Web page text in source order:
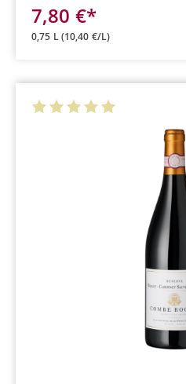
7,80 €*
0,75 L(10,40 €/L)